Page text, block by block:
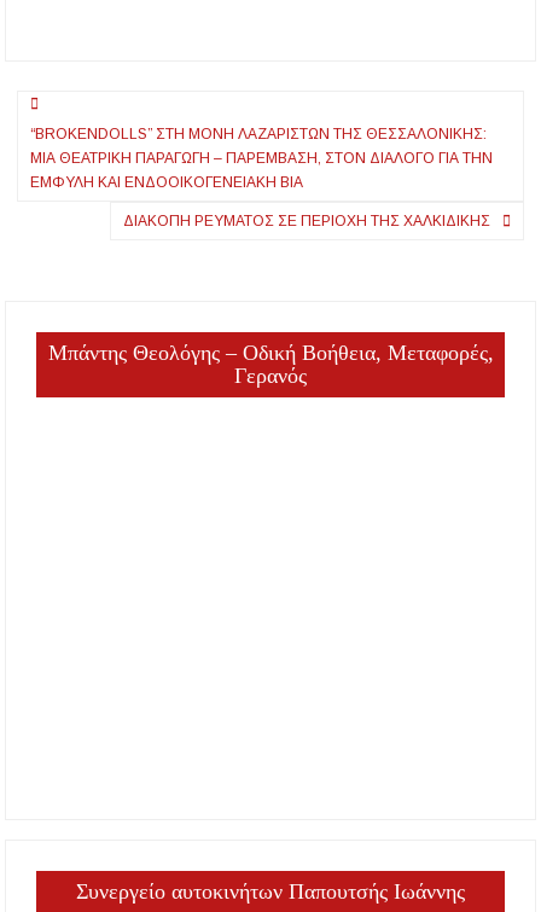
Πλοήγηση
άρθρων
“BROKENDOLLS” ΣΤΗ ΜΟΝΗ ΛΑΖΑΡΙΣΤΩΝ ΤΗΣ ΘΕΣΣΑΛΟΝΙΚΗΣ:
ΜΙΑ ΘΕΑΤΡΙΚΉ ΠΑΡΑΓΩΓΉ – ΠΑΡΈΜΒΑΣΗ, ΣΤΟΝ ΔΙΆΛΟΓΟ ΓΙΑ ΤΗΝ
ΈΜΦΥΛΗ ΚΑΙ ΕΝΔΟΟΙΚΟΓΕΝΕΙΑΚΉ ΒΊΑ
ΔΙΑΚΟΠΉ ΡΕΎΜΑΤΟΣ ΣΕ ΠΕΡΙΟΧΉ ΤΗΣ ΧΑΛΚΙΔΙΚΉΣ
Μπάντης Θεολόγης – Οδική Βοήθεια, Μεταφορές,
Γερανός
Συνεργείο αυτοκινήτων Παπουτσής Ιωάννης